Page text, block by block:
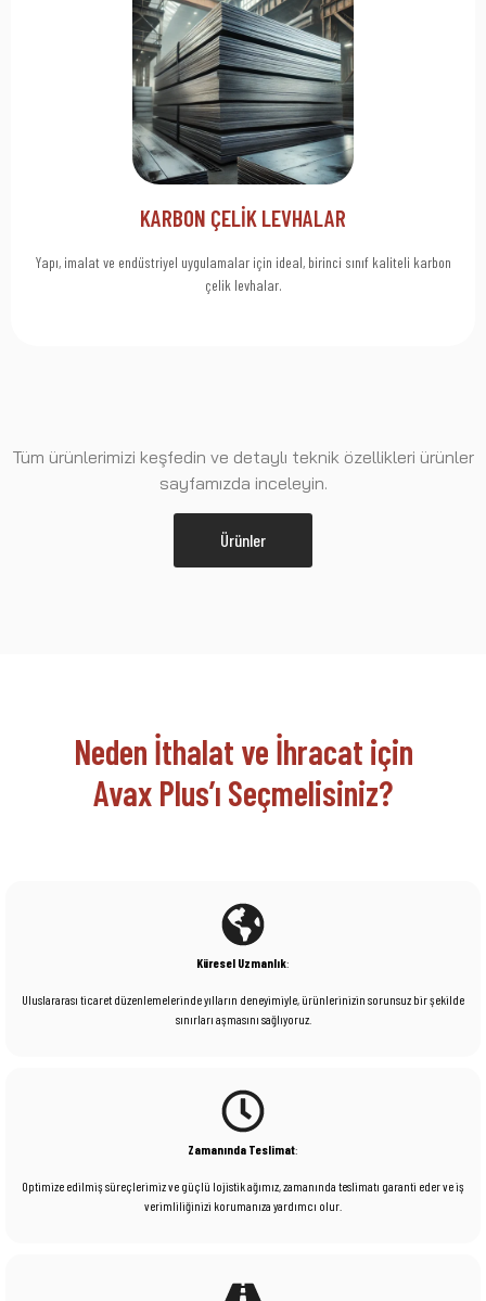
KARBON ÇELİK LEVHALAR
Yapı, imalat ve endüstriyel uygulamalar için ideal, birinci sınıf kaliteli karbon
çelik levhalar.
Güçlü ve Hassas
Güç ve Çok Yönlülük Bir Arada. Karbon Çelik Levhaları Keşfedin!
Click Here
Tüm ürünlerimizi keşfedin ve detaylı teknik özellikleri ürünler
sayfamızda inceleyin.
Ürünler
Neden İthalat ve İhracat için
Avax Plus’ı Seçmelisiniz?
Küresel Uzmanlık:
Uluslararası ticaret düzenlemelerinde yılların deneyimiyle, ürünlerinizin sorunsuz bir şekilde
sınırları aşmasını sağlıyoruz.
Zamanında Teslimat:
Optimize edilmiş süreçlerimiz ve güçlü lojistik ağımız, zamanında teslimatı garanti eder ve iş
verimliliğinizi korumanıza yardımcı olur.